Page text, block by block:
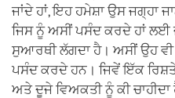
ਜਾਂਦੇ ਹਾਂ, ਇਹ ਹਮੇਸ਼ਾ ਉਸ ਜਗ੍ਹਾ
ਜਿਸ ਨੂੰ ਅਸੀਂ ਪਸੰਦ ਕਰਦੇ ਹਾਂ ਲਈ
ਸੁਆਰਥੀ ਲੱਗਦਾ ਹੈ। ਅਸੀਂ ਉਹ
ਪਸੰਦ ਕਰਦੇ ਹਨ। ਜਿਵੇਂ ਇੱਕ ਰਿਸ਼ਤੇ
ਅਤੇ ਦੂਜੇ ਵਿਅਕਤੀ ਨੂੰ ਕੀ